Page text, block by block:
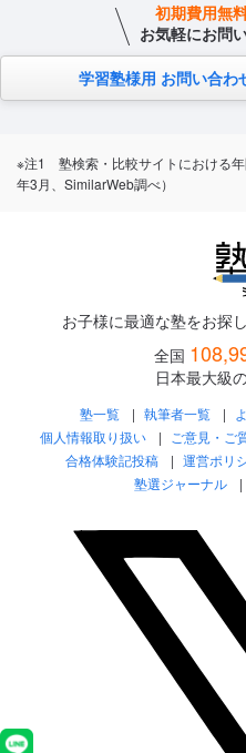
初期費用無
お気軽にお問
学習塾様用 お問い合わ
※注1 塾検索・比較サイトにおける
年3月、SimilarWeb調べ）
お子様に最適な塾をお探
全国
日本最大級
塾一覧 執筆者一覧
個人情報取り扱い
ご意見・ご
合格体験記投稿
運営ポリ
塾選ジャーナル